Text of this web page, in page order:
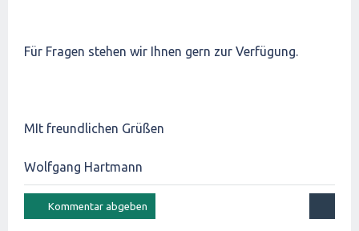
Für Fragen stehen wir Ihnen gern zur Verfügung.
MIt freundlichen Grüßen
Wolfgang Hartmann